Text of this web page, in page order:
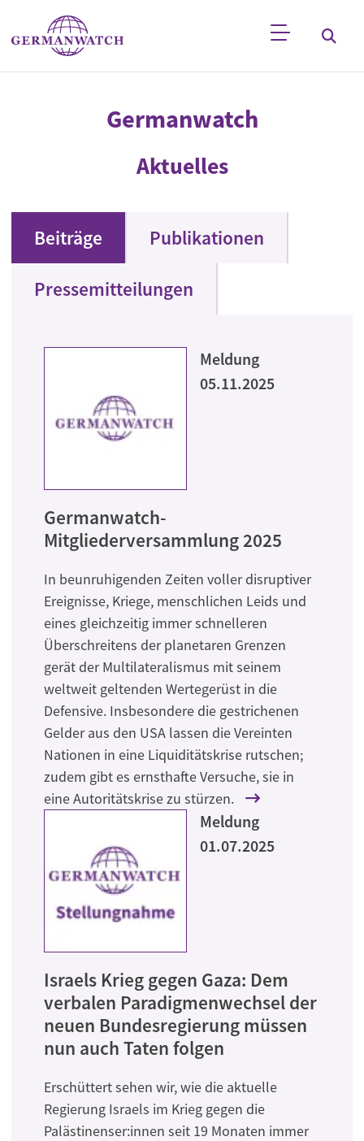
Direkt zum Inhalt
Germanwatch
Aktuelles
Beiträge Publikationen
Pressemitteilungen
Meldung
05.11.2025
Germanwatch-
Mitgliederversammlung 2025
In beunruhigenden Zeiten voller disruptiver
Ereignisse, Kriege, menschlichen Leids und
eines gleichzeitig immer schnelleren
Überschreitens der planetaren Grenzen
gerät der Multilateralismus mit seinem
weltweit geltenden Wertegerüst in die
Defensive. Insbesondere die gestrichenen
Gelder aus den USA lassen die Vereinten
Nationen in eine Liquiditätskrise rutschen;
zudem gibt es ernsthafte Versuche, sie in
eine Autoritätskrise zu stürzen.
Meldung
01.07.2025
Israels Krieg gegen Gaza: Dem
verbalen Paradigmenwechsel der
neuen Bundesregierung müssen
nun auch Taten folgen
Erschüttert sehen wir, wie die aktuelle
Regierung Israels im Krieg gegen die
Palästinenser:innen seit 19 Monaten immer